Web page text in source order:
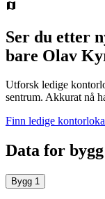
Ser du etter
bare Olav
Utforsk ledige
sentrum. Akkurat nå
Finn ledige
Data for bygg
Bygg 1